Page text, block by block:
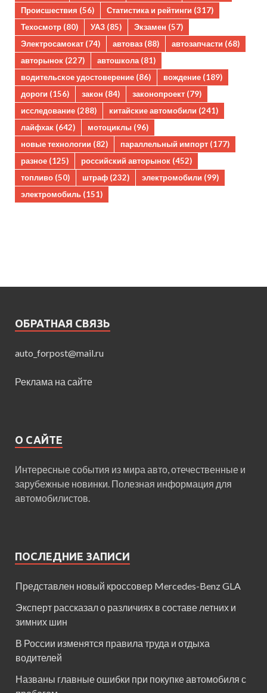
Происшествия (56) Статистика и рейтинги (317)
Техосмотр (80) УАЗ (85) Экзамен (57)
Электросамокат (74) автоваз (88) автозапчасти (68)
авторынок (227) автошкола(81)
водительское удостоверение (86) вождение (189)
дороги (156) закон (84) законопроект (79)
исследование (288) китайские автомобили (241)
лайфхак (642) мотоциклы (96)
новые технологии (82) параллельный импорт (177)
разное (125) российский авторынок (452)
топливо (50) штраф (232) электромобили (99)
электромобиль (151)
ОБРАТНАЯ СВЯЗЬ
auto_forpost@mail.ru
Реклама на сайте
О САЙТЕ
Интересные события из мира авто, отечественные и
зарубежные новинки. Полезная информация для
автомобилистов.
ПОСЛЕДНИЕ ЗАПИСИ
Представлен новый кроссовер Mercedes-Benz GLA
Эксперт рассказал о различиях в составе летних и
зимних шин
В России изменятся правила труда и отдыха
водителей
Названы главные ошибки при покупке автомобиля с